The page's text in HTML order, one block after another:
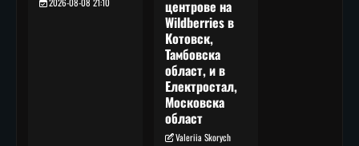
2026-08-08 21:10
центрове на
Wildberries в
Котовск,
Тамбовска
област, и в
Електростал,
Московска
област
Valeriia Skorych